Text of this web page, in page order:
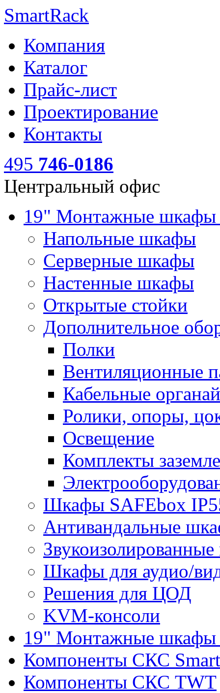
SmartRack
Компания
Каталог
Прайс-лист
Проектирование
Контакты
495 746-0186
Центральный офис
19" Монтажные
Напольные шкафы
Серверные шкафы
Настенные шкафы
Открытые стойки
Дополнительное
Полки
Вентиляционные
Кабельные
Ролики, опоры,
Освещение
Комплекты
Шкафы SAFEbox
Антивандальные
Шкафы для аудио/
Решения для ЦОД
KVM-консоли
19" Монтажные шкафы
Компоненты СКС
Компоненты СКС TWT